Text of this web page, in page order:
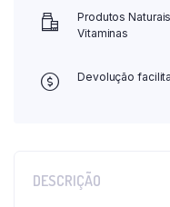
Produtos
Vitaminas
Devolução
DESCRIÇÃO